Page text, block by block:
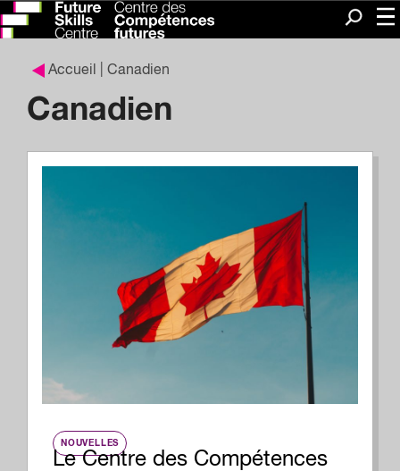
Accueil | Canadien
Canadien
NOUVELLES
Le Centre des Compétences